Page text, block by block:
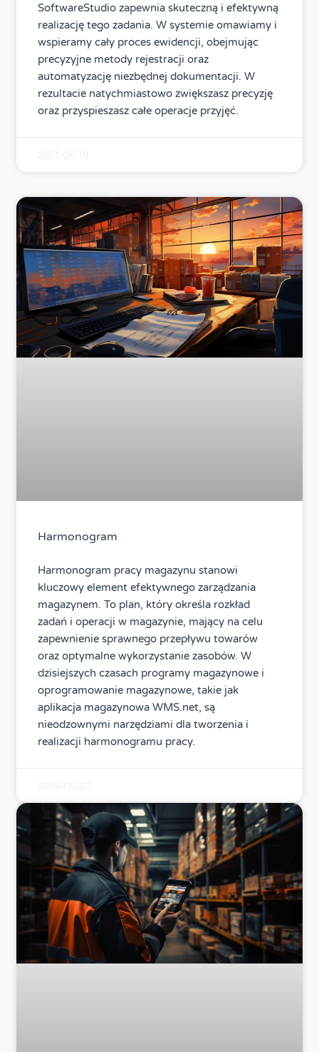
SoftwareStudio zapewnia skuteczną i efektywną
realizację tego zadania. W systemie omawiamy i
wspieramy cały proces ewidencji, obejmując
precyzyjne metody rejestracji oraz
automatyzację niezbędnej dokumentacji. W
rezultacie natychmiastowo zwiększasz precyzję
oraz przyspieszasz całe operacje przyjęć.
Harmonogram
Harmonogram pracy magazynu stanowi
kluczowy element efektywnego zarządzania
magazynem. To plan, który określa rozkład
zadań i operacji w magazynie, mający na celu
zapewnienie sprawnego przepływu towarów
oraz optymalne wykorzystanie zasobów. W
dzisiejszych czasach programy magazynowe i
oprogramowanie magazynowe, takie jak
aplikacja magazynowa WMS.net, są
nieodzownymi narzędziami dla tworzenia i
realizacji harmonogramu pracy.